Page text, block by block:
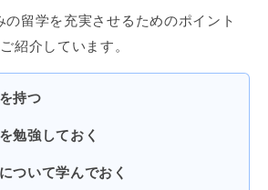
の留学を充実させるためのポイント
紹介しています。
持つ
勉強しておく
ついて学んでおく